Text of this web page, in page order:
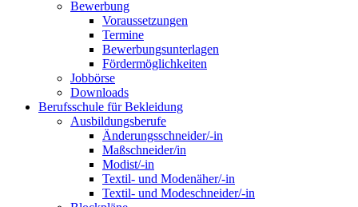
Bewerbung
Voraussetzungen
Termine
Bewerbungsunterlagen
Fördermöglichkeiten
Jobbörse
Downloads
Berufsschule für Bekleidung
Ausbildungsberufe
Änderungsschneider/-in
Maßschneider/in
Modist/-in
Textil- und Modenäher/-in
Textil- und Modeschneider/-in